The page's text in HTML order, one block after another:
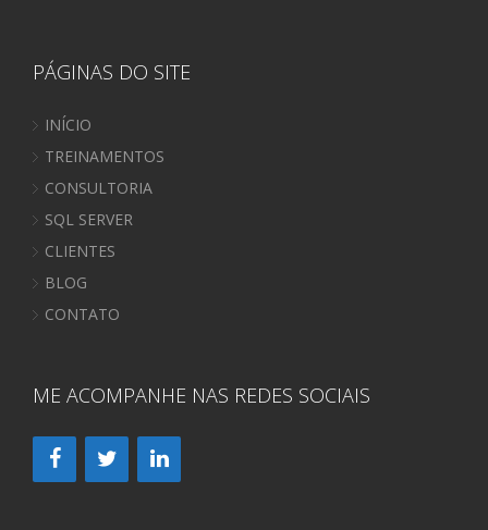
PÁGINAS DO SITE
INÍCIO
TREINAMENTOS
CONSULTORIA
SQL SERVER
CLIENTES
BLOG
CONTATO
ME ACOMPANHE NAS REDES SOCIAIS